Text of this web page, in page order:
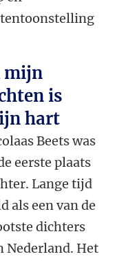
mijn
is
hart
Beets was
eerste plaats
Lange tijd
als een van de
dichters
Nederland. Het